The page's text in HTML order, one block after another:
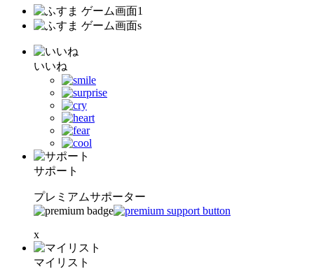
いいね
サポート
プレミアムサポーター
x
マイリスト